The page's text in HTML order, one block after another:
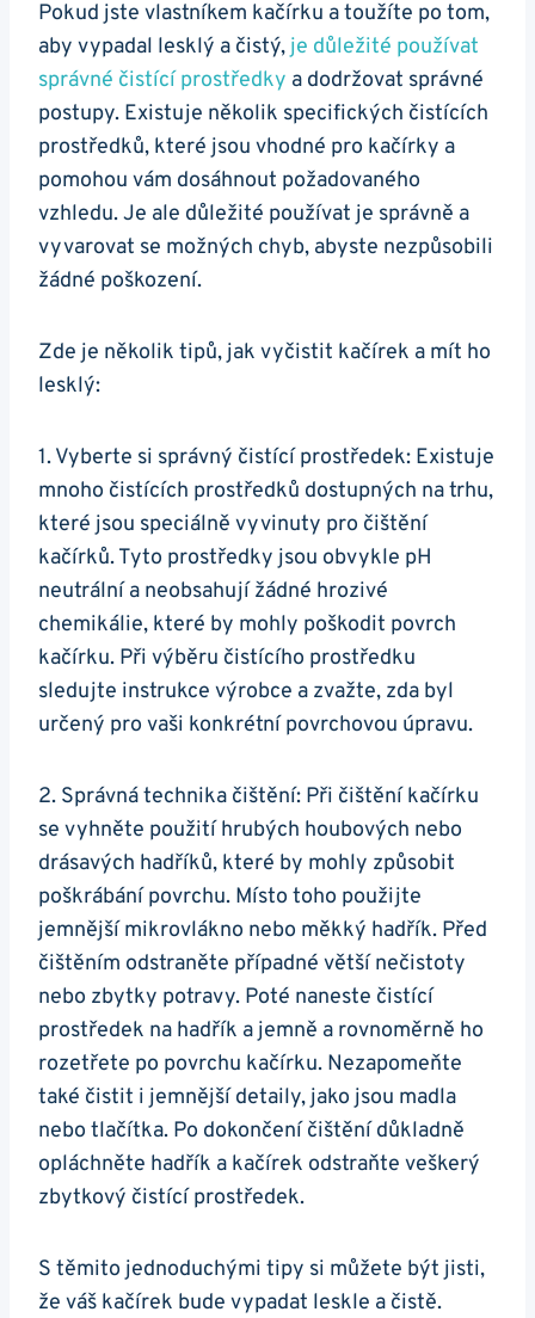
Pokud jste vlastníkem kačírku a ‍toužíte po tom,
aby vypadal lesklý a čistý, je důležité používat⁤
správné čistící prostředky a dodržovat správné
postupy. ⁣Existuje několik specifických čistících
prostředků, ⁢které jsou vhodné pro kačírky a⁣
pomohou⁢ vám ⁢dosáhnout požadovaného
vzhledu. Je ale důležité používat je správně a
vyvarovat se možných chyb, abyste nezpůsobili
žádné poškození.
Zde je⁤ několik tipů, ⁣jak vyčistit kačírek a mít ho
lesklý:
1. Vyberte ​si správný ⁢čistící⁤ prostředek: ​Existuje
⁣mnoho čistících ‍prostředků‌ dostupných​ na trhu,
​které jsou speciálně⁤ vyvinuty pro čištění
kačírků. Tyto ‍prostředky jsou obvykle pH
⁣neutrální a neobsahují žádné hrozivé
chemikálie, které by⁣ mohly poškodit⁢ povrch⁣
kačírku. Při výběru čistícího prostředku
sledujte instrukce výrobce a zvažte, zda byl
‌určený pro vaši konkrétní povrchovou úpravu.
2. Správná technika čištění: ⁢Při čištění kačírku
se‍ vyhněte použití hrubých⁢ houbových nebo
drásavých hadříků, které by mohly způsobit⁤
poškrábání povrchu. Místo toho použijte
jemnější mikrovlákno nebo měkký⁣ hadřík. Před
čištěním odstraněte případné větší nečistoty
nebo zbytky potravy. Poté naneste čistící
prostředek⁣ na hadřík​ a jemně a rovnoměrně ho
rozetřete po⁣ povrchu kačírku. Nezapomeňte
také čistit i jemnější⁤ detaily,⁣ jako jsou madla
nebo tlačítka. Po dokončení čištění ⁢důkladně
opláchněte hadřík a kačírek odstraňte⁢ veškerý​
zbytkový čistící prostředek.
S těmito jednoduchými ‍tipy si můžete být jisti,
že váš kačírek ⁢bude vypadat ‍leskle a čistě.